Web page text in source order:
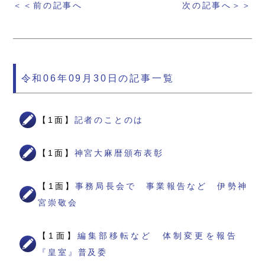
＜＜前の記事へ 次の記事へ＞＞
令和06年09月30日の記事一覧
【1面】 記者のことのは
【1面】 神宮大麻暦頒布表彰
【1面】事務局長会で 事業報告など 伊勢神
宮崇敬会
【1面】 編集部移転など 体制変更を報告
『皇室』普及委